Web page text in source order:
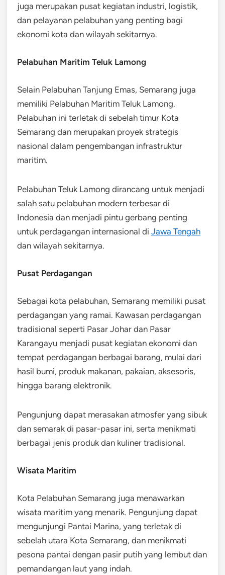
juga merupakan pusat kegiatan industri, logistik,
dan pelayanan pelabuhan yang penting bagi
ekonomi kota dan wilayah sekitarnya.
Pelabuhan Maritim Teluk Lamong
Selain Pelabuhan Tanjung Emas, Semarang juga
memiliki Pelabuhan Maritim Teluk Lamong.
Pelabuhan ini terletak di sebelah timur Kota
Semarang dan merupakan proyek strategis
nasional dalam pengembangan infrastruktur
maritim.
Pelabuhan Teluk Lamong dirancang untuk menjadi
salah satu pelabuhan modern terbesar di
Indonesia dan menjadi pintu gerbang penting
untuk perdagangan internasional di Jawa Tengah
dan wilayah sekitarnya.
Pusat Perdagangan
Sebagai kota pelabuhan, Semarang memiliki pusat
perdagangan yang ramai. Kawasan perdagangan
tradisional seperti Pasar Johar dan Pasar
Karangayu menjadi pusat kegiatan ekonomi dan
tempat perdagangan berbagai barang, mulai dari
hasil bumi, produk makanan, pakaian, aksesoris,
hingga barang elektronik.
Pengunjung dapat merasakan atmosfer yang sibuk
dan semarak di pasar-pasar ini, serta menikmati
berbagai jenis produk dan kuliner tradisional.
Wisata Maritim
Kota Pelabuhan Semarang juga menawarkan
wisata maritim yang menarik. Pengunjung dapat
mengunjungi Pantai Marina, yang terletak di
sebelah utara Kota Semarang, dan menikmati
pesona pantai dengan pasir putih yang lembut dan
pemandangan laut yang indah.